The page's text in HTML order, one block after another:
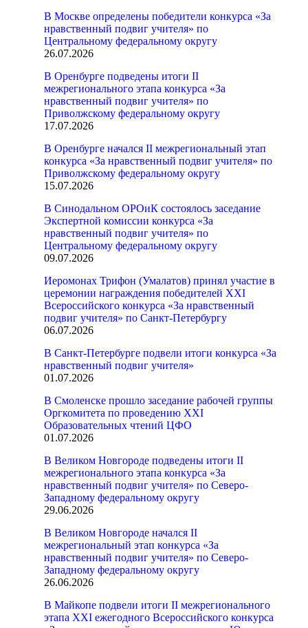
В Москве определены победители конкурса «За
нравственный подвиг учителя» по
Центральному федеральному округу
26.07.2026
В Оренбурге подведены итоги II
межрегионального этапа конкурса «За
нравственный подвиг учителя» по
Приволжскому федеральному округу
17.07.2026
В Оренбурге начался II межрегиональный этап
конкурса «За нравственный подвиг учителя» по
Приволжскому федеральному округу
15.07.2026
В Синодальном ОРОиК состоялось заседание
Экспертной комиссии конкурса «За
нравственный подвиг учителя» по
Центральному федеральному округу
09.07.2026
Иеромонах Трифон (Умалатов) принял участие в
церемонии награждения победителей XXI
Всероссийского конкурса «За нравственный
подвиг учителя» по Санкт-Петербургу
06.07.2026
В Санкт-Петербурге подвели итоги конкурса «За
нравственный подвиг учителя»
01.07.2026
В Смоленске прошло заседание рабочей группы
Оргкомитета по проведению XXI
Образовательных чтений ЦФО
01.07.2026
В Великом Новгороде подведены итоги II
межрегионального этапа конкурса «За
нравственный подвиг учителя» по Северо-
Западному федеральному округу
29.06.2026
В Великом Новгороде начался II
межрегиональный этап конкурса «За
нравственный подвиг учителя» по Северо-
Западному федеральному округу
26.06.2026
В Майкопе подвели итоги II межрегионального
этапа XXI ежегодного Всероссийского конкурса